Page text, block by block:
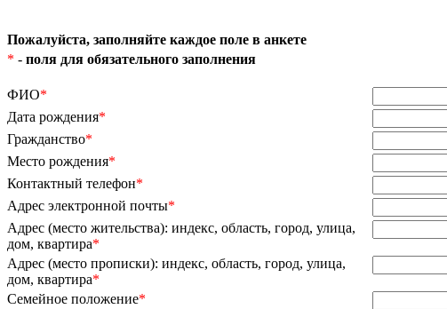
Пожалуйста, заполняйте каждое поле в анкете
* - поля для обязательного заполнения
ФИО*
Дата рождения*
Гражданство*
Место рождения*
Контактный телефон*
Адрес электронной почты*
Адрес (место жительства): индекс, область, город, улица,
дом, квартира*
Адрес (место прописки): индекс, область, город, улица,
дом, квартира*
Семейное положение*